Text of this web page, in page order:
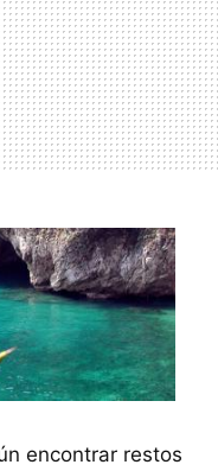
encontrar restos